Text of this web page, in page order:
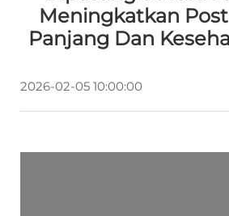
Meningkatkan
Panjang Dan
2026-02-05 10:00:00